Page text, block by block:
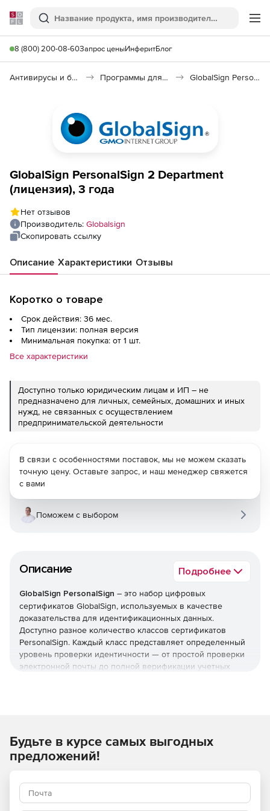
Softline
Поиск
8 (800) 200-08-60Запрос ценыИнферитБлог
Антивирусы и безопасность Программы для защиты информации GlobalSign PersonalSign
GlobalSign PersonalSign 2 Department
(лицензия), 3 года
Нет отзывов
Производитель: Globalsign
Скопировать ссылку
Описание Характеристики Отзывы
Коротко о товаре
Срок действия: 36 мес.
Тип лицензии: полная версия
Минимальная покупка: от 1 шт.
Все характеристики
Доступно только юридическим лицам и ИП – не
предназначено для личных, семейных, домашних и иных
нужд, не связанных с осуществлением
предпринимательской деятельности
Описание Подробнее
GlobalSign PersonalSign – это набор цифровых
сертификатов GlobalSign, используемых в качестве
доказательства для идентификационных данных.
Доступно разное количество классов сертификатов
PersonalSign. Каждый класс представляет определенный
уровень проверки идентичности — от простой проверки
электронной почты до полной верификации учетных
подлинности или подписывание документов.
Сертификаты PersonalSign компании GlobalSign могут
Защита электронной почты
В связи с особенностями поставок, мы не можем сказать
точную цену. Оставьте запрос, и наш менеджер свяжется
с вами
Поможем с выбором
Будьте в курсе самых выгодных
предложений!